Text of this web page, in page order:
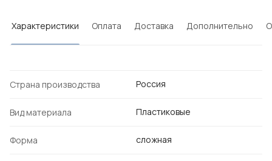
Характеристики Оплата Доставка Дополнительно
Страна производства Россия
Вид материала Пластиковые
Форма сложная